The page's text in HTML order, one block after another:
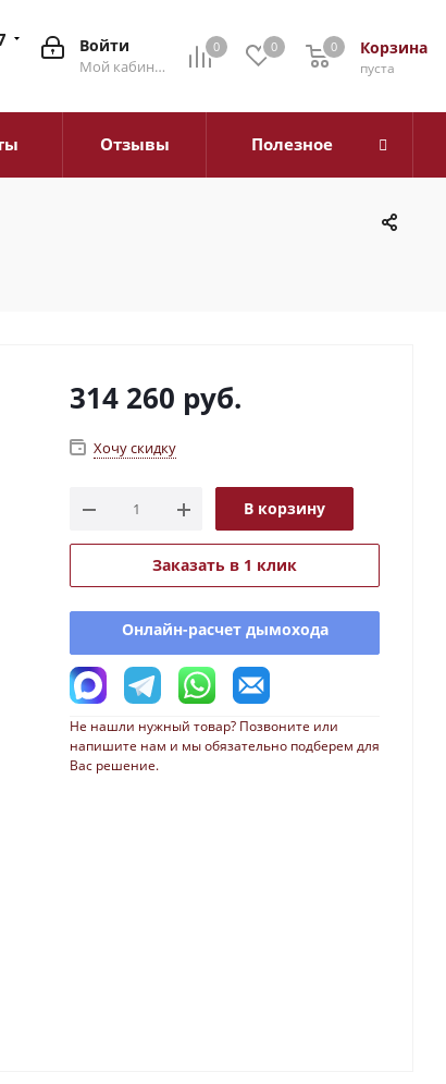
0 0 Корзина
0
пуста
0
Войти
Мой кабинет
Отзывы Полезное
314 260 руб.
Хочу скидку
В корзину
Заказать в 1 клик
Онлайн-расчет дымохода
Не нашли нужный товар? Позвоните или
напишите нам и мы обязательно подберем для
Вас решение.